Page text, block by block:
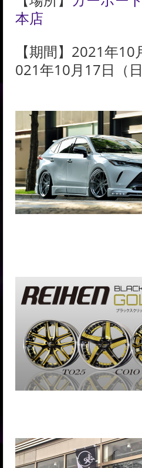
本店
【期間】2021年
021年10月17日（日